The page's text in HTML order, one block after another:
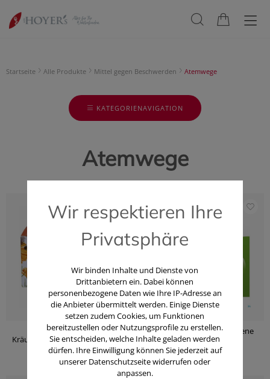
Startseite Alle Produkte Mittel gegen Beschwerden Atemwege
KATEGORIENAVIGATION
Atemwege
Lumison Sonnenmoor
Kräuterauszug Lunge-atemwege
8x100 800ml
€ 39,50
Sinupret Intensiv Überzogene
Tabletten 40 Stück
€ 34,50
Wir respektieren Ihre
Privatsphäre
Wir binden Inhalte und Dienste von
Drittanbietern ein. Dabei können
personenbezogene Daten wie Ihre IP-Adresse an
die Anbieter übermittelt werden. Einige Dienste
setzen zudem Cookies, um Funktionen
bereitzustellen oder Nutzungsprofile zu erstellen.
Sie entscheiden, welche Inhalte geladen werden
dürfen. Ihre Einwilligung können Sie jederzeit auf
unserer Datenschutzseite widerrufen oder
anpassen.